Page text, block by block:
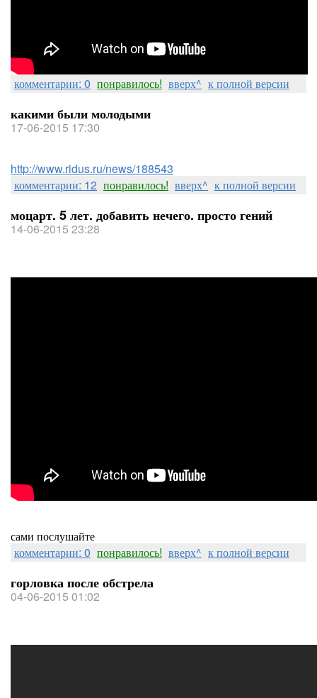
комментарии: 0 понравилось! вверх^ к полной версии
какими были молодыми
17-06-2015 17:30
http://www.ridus.ru/news/188543
комментарии: 12 понравилось! вверх^ к полной версии
моцарт. 5 лет. добавить нечего. просто гений
14-06-2015 23:28
сами послушайте
комментарии: 0 понравилось! вверх^ к полной версии
горловка после обстрела
04-06-2015 01:02